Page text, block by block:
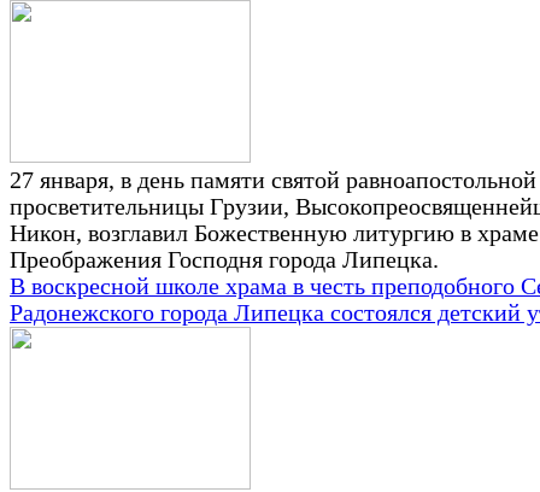
27 января, в день памяти святой
просветительницы Грузии,
Никон, возглавил Божественную литургию в храме
Преображения Господня города Липецка.
В воскресной школе храма в честь преподобного
Радонежского города Липецка состоялся детский